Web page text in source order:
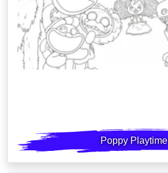
Poppy Playtime